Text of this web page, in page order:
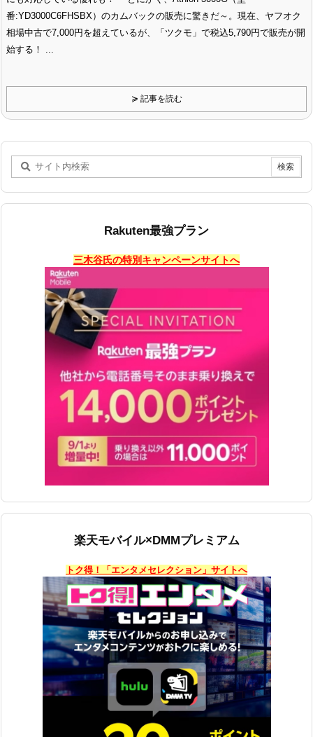
番:YD3000C6FHSBX）のカムバックの販売に驚きだ～。現在、ヤフオク
相場中古で7,000円を超えているが、「ツクモ」で税込5,790円で販売が開
始する！ ...
≽ 記事を読む
Rakuten最強プラン
三木谷氏の特別キャンペーンサイトへ
楽天モバイル×DMMプレミアム
トク得！「エンタメセレクション」サイトへ